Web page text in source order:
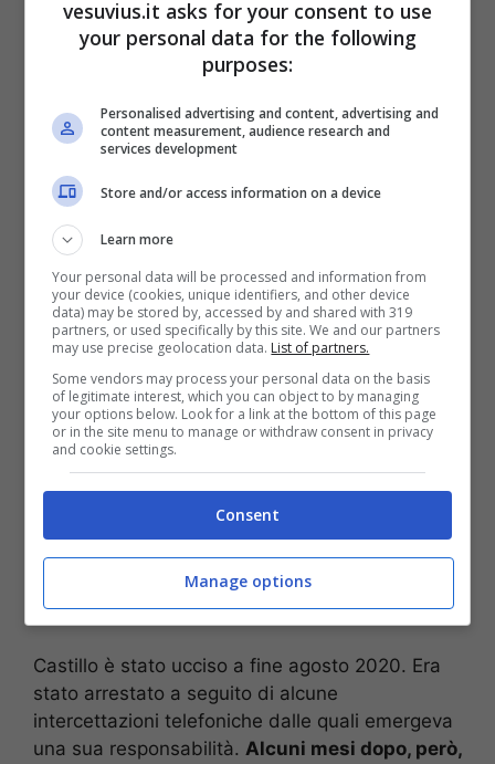
I tre rapiti in Messico (foto Facebook)
Tra i morti c’è anche
, il boss
ritenuto mandante del rapimento per mano dei
poliziotti che sarebbero stati compensati. Su
questa morte aleggia però un alone di sospetto
visto che il cadavere non è mai stato ritrovato.
Castillo è stato ucciso a fine agosto 2020. Era
stato arrestato a seguito di alcune
intercettazioni telefoniche dalle quali emergeva
una sua responsabilità. Alcuni mesi dopo, però,
vesuvius.it asks for your consent to use
your personal data for the following
purposes:
Personalised advertising and content, advertising and
content measurement, audience research and
services development
Store and/or access information on a device
Learn more
Your personal data will be processed and information from
your device (cookies, unique identifiers, and other device
data) may be stored by, accessed by and shared with 319
partners, or used specifically by this site. We and our partners
may use precise geolocation data. List of partners.
Some vendors may process your personal data on the basis
of legitimate interest, which you can object to by managing
your options below. Look for a link at the bottom of this page
or in the site menu to manage or withdraw consent in privacy
and cookie settings.
Consent
Manage options